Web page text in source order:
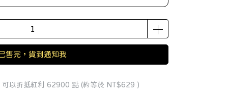
售完，貨到通知我
以折抵紅利 62900 點 (約等於 NT$629 )